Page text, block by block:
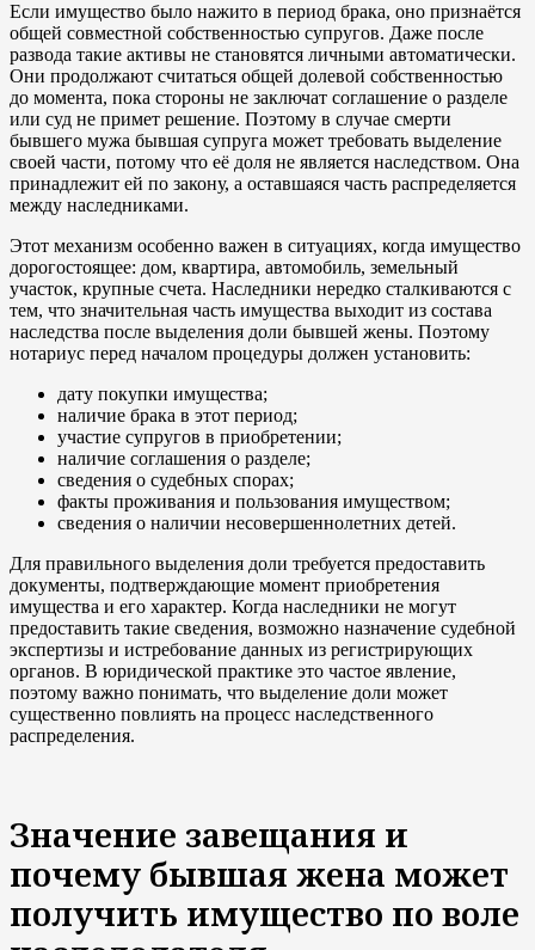
Если имущество было нажито в период брака, оно признаётся
общей совместной собственностью супругов. Даже после
развода такие активы не становятся личными автоматически.
Они продолжают считаться общей долевой собственностью
до момента, пока стороны не заключат соглашение о разделе
или суд не примет решение. Поэтому в случае смерти
бывшего мужа бывшая супруга может требовать выделение
своей части, потому что её доля не является наследством. Она
принадлежит ей по закону, а оставшаяся часть распределяется
между наследниками.
Этот механизм особенно важен в ситуациях, когда имущество
дорогостоящее: дом, квартира, автомобиль, земельный
участок, крупные счета. Наследники нередко сталкиваются с
тем, что значительная часть имущества выходит из состава
наследства после выделения доли бывшей жены. Поэтому
нотариус перед началом процедуры должен установить:
дату покупки имущества;
наличие брака в этот период;
участие супругов в приобретении;
наличие соглашения о разделе;
сведения о судебных спорах;
факты проживания и пользования имуществом;
сведения о наличии несовершеннолетних детей.
Для правильного выделения доли требуется предоставить
документы, подтверждающие момент приобретения
имущества и его характер. Когда наследники не могут
предоставить такие сведения, возможно назначение судебной
экспертизы и истребование данных из регистрирующих
органов. В юридической практике это частое явление,
поэтому важно понимать, что выделение доли может
существенно повлиять на процесс наследственного
распределения.
Значение завещания и
почему бывшая жена может
получить имущество по воле